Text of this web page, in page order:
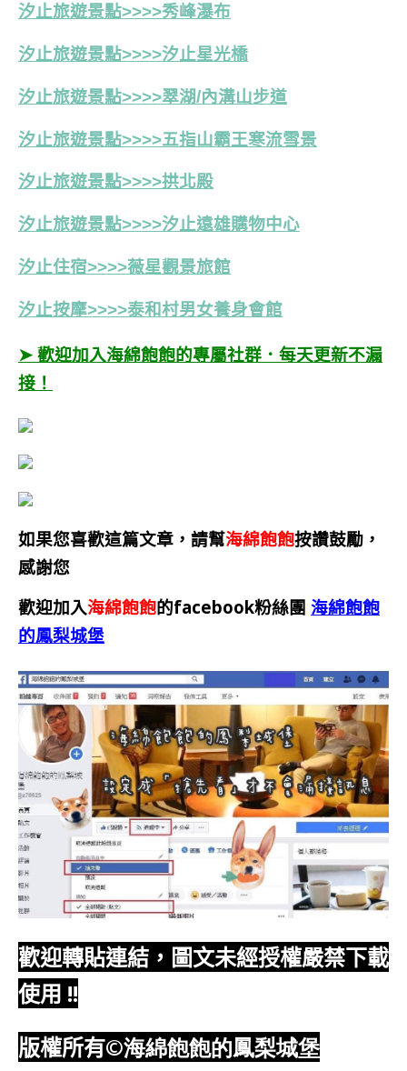
汐止旅遊景點>>>>秀峰瀑布
汐止旅遊景點>>>>汐止星光橋
汐止旅遊景點>>>>翠湖/內溝山步道
汐止旅遊景點>>>>五指山霸王寒流雪景
汐止旅遊景點>>>>拱北殿
汐止旅遊景點>>>>汐止遠雄購物中心
汐止住宿>>>>薇星觀景旅館
汐止按摩>>>>泰和村男女養身會館
➤ 歡迎加入海綿飽飽的專屬社群．每天更新不漏
接！
如果您喜歡這篇文章，請幫海綿飽飽按讚鼓勵，
感謝您
歡迎加入海綿飽飽的facebook粉絲團 海綿飽飽
的鳳梨城堡
歡迎轉貼連結，圖文未經授權嚴禁下載
使用 !!
版權所有©海綿飽飽的鳳梨城堡